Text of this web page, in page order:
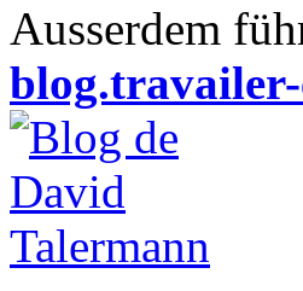
Ausserdem
blog.travailer-